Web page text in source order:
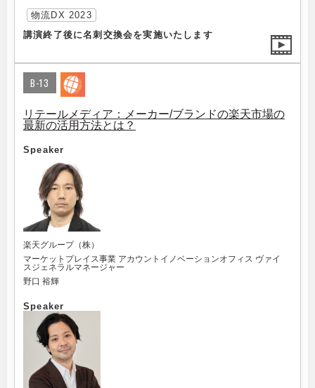
物流DX 2023
講演終了後に名刺交換会を実施いたします
B-13
リテールメディア：メーカー/ブランドの楽天市場の
最新の活用方法とは？
Speaker
楽天グループ（株）
マーケットプレイス事業 アカウントイノベーションオフィス ヴァイ
スジェネラルマネージャー
野口 裕輝
Speaker